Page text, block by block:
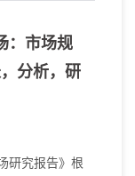
：市场规
分析，研
研究报告》根